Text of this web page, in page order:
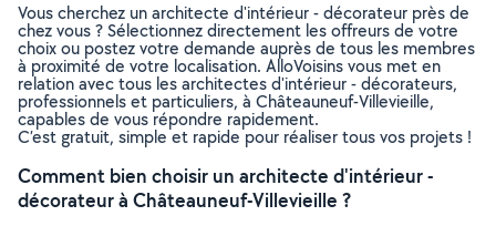
Vous cherchez un architecte d'intérieur - décorateur près de
chez vous ? Sélectionnez directement les offreurs de votre
choix ou postez votre demande auprès de tous les membres
à proximité de votre localisation. AlloVoisins vous met en
relation avec tous les architectes d'intérieur - décorateurs,
professionnels et particuliers, à Châteauneuf-Villevieille,
capables de vous répondre rapidement.
C’est gratuit, simple et rapide pour réaliser tous vos projets !
Comment bien choisir un architecte d'intérieur -
décorateur à Châteauneuf-Villevieille ?